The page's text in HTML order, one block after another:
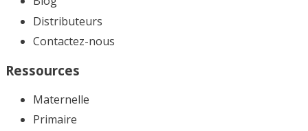
Distributeurs
Contactez-nous
Ressources
Maternelle
Primaire